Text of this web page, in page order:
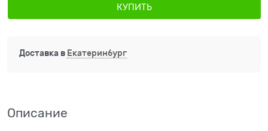
КУПИТЬ
Доставка в Екатеринбург
Описание